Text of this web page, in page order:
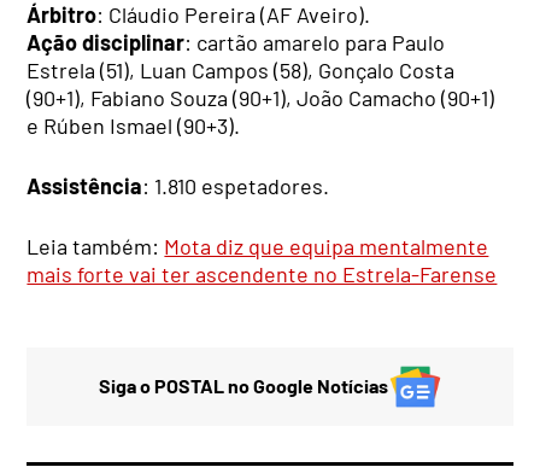
Árbitro: Cláudio Pereira (AF Aveiro).
Ação disciplinar: cartão amarelo para Paulo
Estrela (51), Luan Campos (58), Gonçalo Costa
(90+1), Fabiano Souza (90+1), João Camacho (90+1)
e Rúben Ismael (90+3).
Assistência: 1.810 espetadores.
Leia também: Mota diz que equipa mentalmente
mais forte vai ter ascendente no Estrela-Farense
Siga o POSTAL no Google Notícias